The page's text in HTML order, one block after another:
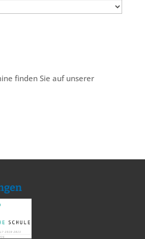
finden Sie auf unserer